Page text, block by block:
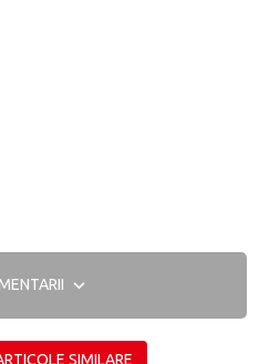
SIMILARE